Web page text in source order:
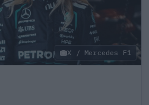
X / Mercedes F1